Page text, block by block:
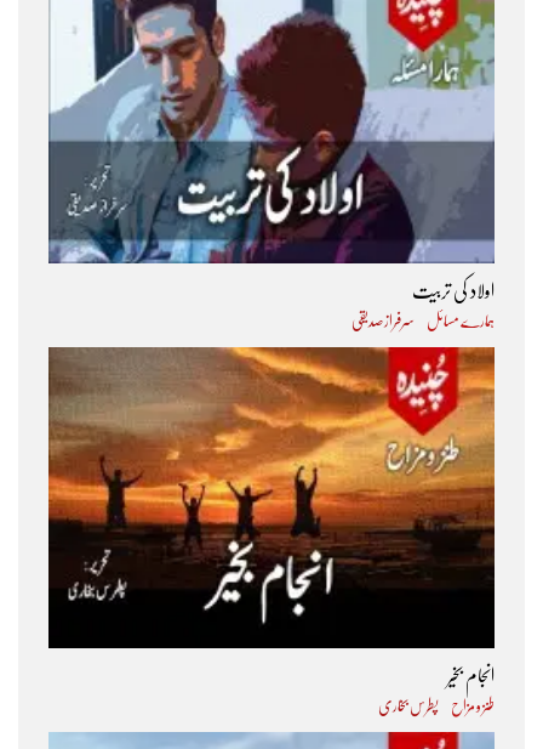
اولاد کی تربیت
ہمارے مسائل سرفراز صدیقی
انجام بخیر
طنز و مزاح پطرس بخاری